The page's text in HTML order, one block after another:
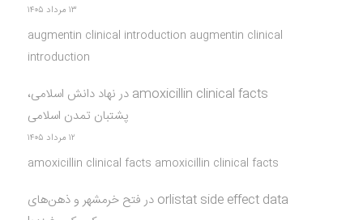
۱۳ مرداد ۱۴۰۵
augmentin clinical introduction augmentin clinical
introduction
amoxicillin clinical facts درنهاد دانش اسلامی،
پشتبان تمدن اسلامی
۱۲ مرداد ۱۴۰۵
amoxicillin clinical facts amoxicillin clinical facts
orlistat side effect data درفتح خرمشهر و ذهن‌های